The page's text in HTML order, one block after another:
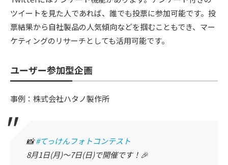
ツイートを見た人であれば、誰でも投票に参加可能です。投
票結果から自社製品の人気傾向などを掴むこともでき、マー
ケティングのリサーチとしても活用可能です。
ユーザー参加型企画
事例：株式会社ハタノ製作所
📸#てっけんフォトコンテスト
8月1日(月)〜7日(日)で開催です！🎉